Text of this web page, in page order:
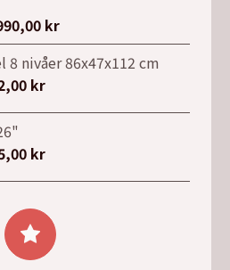
kr.16089,00 kr.
kr.
krDet
nuvarande
priset
14990,00 kr.
8 nivåer 86x47x112 cm
krDet
nuvarande
är:
kr.
krDet
nuvarande
är:
5595,00 kr.